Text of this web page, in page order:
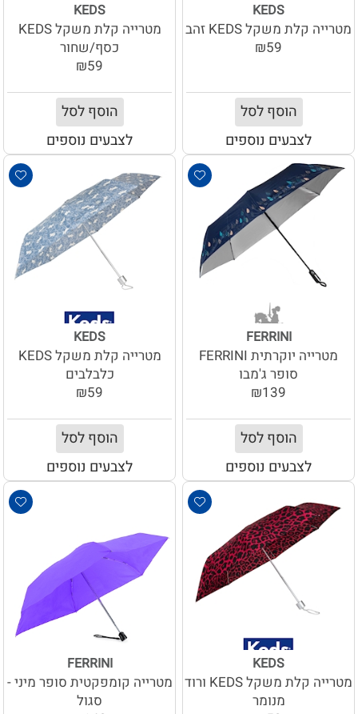
KEDS
מטרייה קלת משקל KEDS זהב
₪59
הוסף לסל
לצבעים נוספים
KEDS
מטרייה קלת משקל KEDS
כסף/שחור
₪59
הוסף לסל
לצבעים נוספים
FERRINI
מטרייה יוקרתית FERRINI
סופר ג'מבו
₪139
הוסף לסל
לצבעים נוספים
KEDS
מטרייה קלת משקל KEDS
כלבלבים
₪59
הוסף לסל
לצבעים נוספים
KEDS
מטרייה קלת משקל KEDS ורוד
מנומר
FERRINI
מטרייה קומפקטית סופר מיני -
סגול